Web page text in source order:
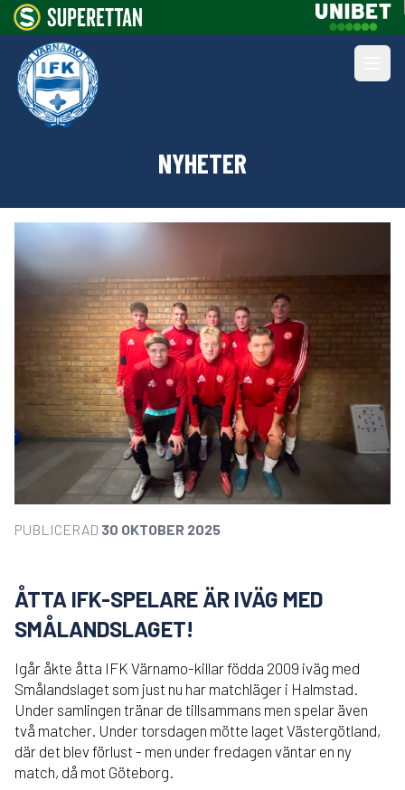
NYHETER
PUBLICERAD 30 OKTOBER 2025
ÅTTA IFK-SPELARE ÄR IVÄG MED
SMÅLANDSLAGET!
Igår åkte åtta IFK Värnamo-killar födda 2009 iväg med
Smålandslaget som just nu har matchläger i Halmstad.
Under samlingen tränar de tillsammans men spelar även
två matcher. Under torsdagen mötte laget Västergötland,
där det blev förlust - men under fredagen väntar en ny
match, då mot Göteborg.